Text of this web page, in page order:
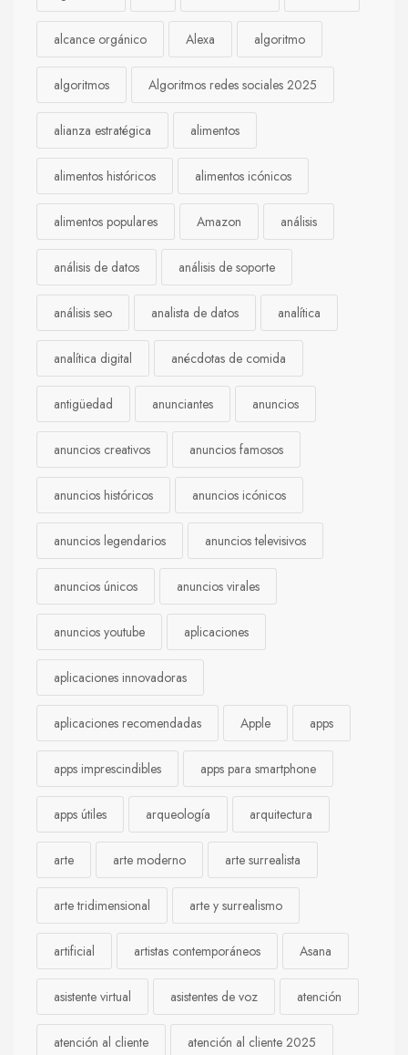
alcance orgánico Alexa algoritmo
algoritmos Algoritmos redes sociales 2025
alianza estratégica alimentos
alimentos históricos alimentos icónicos
alimentos populares Amazon análisis
análisis de datos análisis de soporte
análisis seo analista de datos analítica
analítica digital anécdotas de comida
antigüedad anunciantes anuncios
anuncios creativos anuncios famosos
anuncios históricos anuncios icónicos
anuncios legendarios anuncios televisivos
anuncios únicos anuncios virales
anuncios youtube aplicaciones
aplicaciones innovadoras
aplicaciones recomendadas Apple apps
apps imprescindibles apps para smartphone
apps útiles arqueología arquitectura
arte arte moderno arte surrealista
arte tridimensional arte y surrealismo
artificial artistas contemporáneos Asana
asistente virtual asistentes de voz atención
atención al cliente atención al cliente 2025